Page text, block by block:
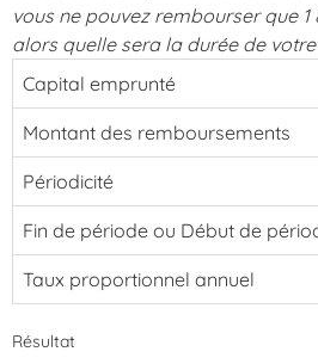
vous ne pouvez rembourser que
alors quelle sera la durée de
Capital emprunté
Montant des remboursements
Périodicité
Fin de période ou Début de
Taux proportionnel annuel
Résultat